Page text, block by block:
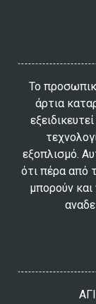
Το
άρτια
εξοπλισμό.
ότι πέρα από
μπορούν